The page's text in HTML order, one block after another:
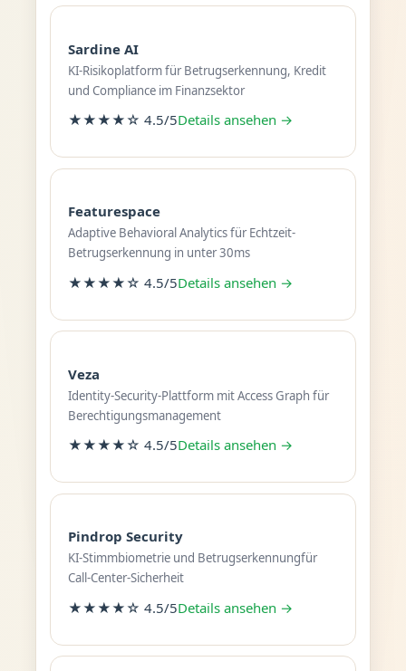
Sardine AI
KI-Risikoplatform für Betrugserkennung, Kredit
und Compliance im Finanzsektor
★★★★☆ 4.5/5Details ansehen →
Featurespace
Adaptive Behavioral Analytics für Echtzeit-
Betrugserkennung in unter 30ms
★★★★☆ 4.5/5Details ansehen →
Veza
Identity-Security-Plattform mit Access Graph für
Berechtigungsmanagement
★★★★☆ 4.5/5Details ansehen →
Pindrop Security
KI-Stimmbiometrie und Betrugserkennungfür
Call-Center-Sicherheit
★★★★☆ 4.5/5Details ansehen →